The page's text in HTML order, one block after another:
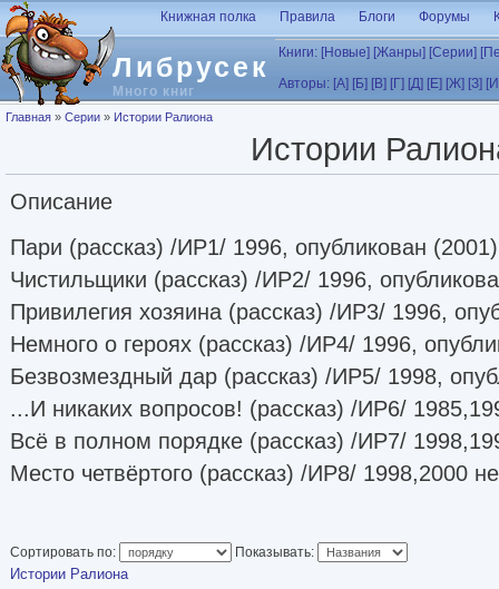
Перейти к основному содержанию
Либрусек
Много книг
Книжная полка Правила Блоги Форумы
Книги: [Новые] [Жанры] [Серии]
Авторы: [А] [Б] [В] [Г] [Д] [Е] [Ж] [З]
Вы здесь
Главная » Серии » Истории Ралиона
Истории
Описание
Пари (рассказ) /ИР1/ 1996, опубликован (2001)
Чистильщики (рассказ) /ИР2/ 1996,
Привилегия хозяина (рассказ) /ИР3/ 1996,
Немного о героях (рассказ) /ИР4/ 1996,
Безвозмездный дар (рассказ) /ИР5/ 1998,
...И никаких вопросов! (рассказ) /ИР6/
Всё в полном порядке (рассказ) /ИР7/
Место четвёртого (рассказ) /ИР8/ 1998,2000
Хозяйским взглядом (рассказ) /ИР10/
Тень орла (рассказ) /ИР11/ 1999,2000 не
Сортировать по: Показывать:
Истории Ралиона